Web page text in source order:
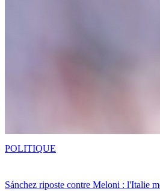
Sánchez riposte contre Meloni : l'Italie
POLITIQUE